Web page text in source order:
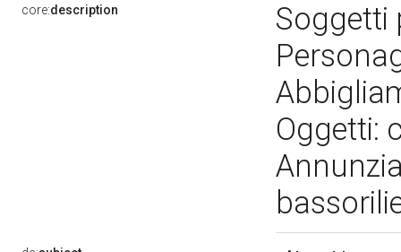
core:description
Soggetti
Oggetti: